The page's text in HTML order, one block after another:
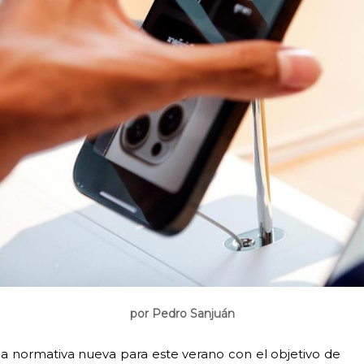
por Pedro Sanjuán
normativa nueva para este verano con el objetivo de